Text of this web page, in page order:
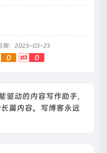
期：2023-03-23
0 0
动的内容写作助手，
篇内容。写博客永远